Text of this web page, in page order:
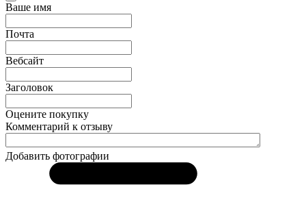
Ваше имя
Почта
Вебсайт
Заголовок
Оцените покупку
Комментарий к отзыву
Добавить фотографии